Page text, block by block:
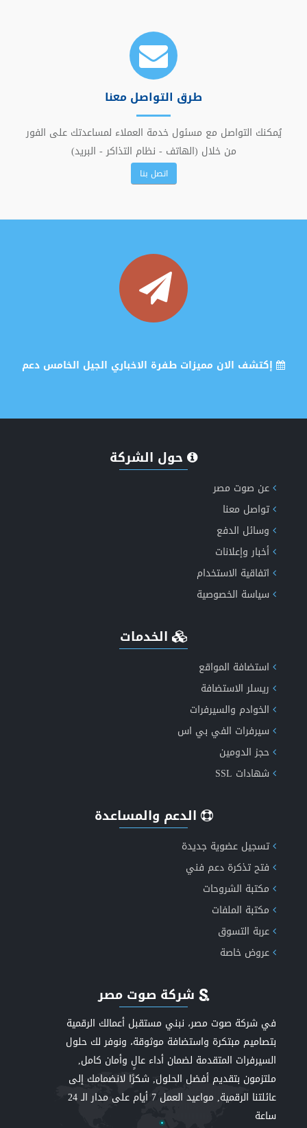
طرق التواصل معنا
يُمكنك التواصل مع مسئول خدمة العملاء لمساعدتك على الفور
من خلال (الهاتف - نظام التذاكر - البريد)
اتصل بنا
إكتشف الان مميزات طفرة الاخباري الجيل الخامس دعم
عروض الاستضافة الأكثر موثوقية
خصومات هائلة ولفترة محدودة 2024
انشاء وتصميم موقع اخباري متكامل
حول الشركة
عن صوت مصر
تواصل معنا
وسائل الدفع
أخبار وإعلانات
اتفاقية الاستخدام
سياسة الخصوصية
الخدمات
استضافة المواقع
ريسلر الاستضافة
الخوادم والسيرفرات
سيرفرات الفي بي اس
حجز الدومين
شهادات SSL
الدعم والمساعدة
تسجيل عضوية جديدة
فتح تذكرة دعم فني
مكتبة الشروحات
مكتبة الملفات
عربة التسوق
عروض خاصة
شركة صوت مصر
في شركة صوت مصر، نبني مستقبل أعمالك الرقمية
بتصاميم مبتكرة واستضافة موثوقة، ونوفر لك حلول
السيرفرات المتقدمة لضمان أداء عالٍ وأمان كامل,
ملتزمون بتقديم أفضل الحلول, شكرًا لانضمامك إلى
عائلتنا الرقمية, مواعيد العمل 7 أيام على مدار الـ 24
ساعة